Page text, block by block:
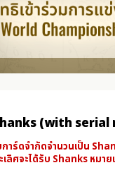
(with
การ์ดจำกัดจำนวนเป็น
ลิศจะได้รับ Shanks หมาย